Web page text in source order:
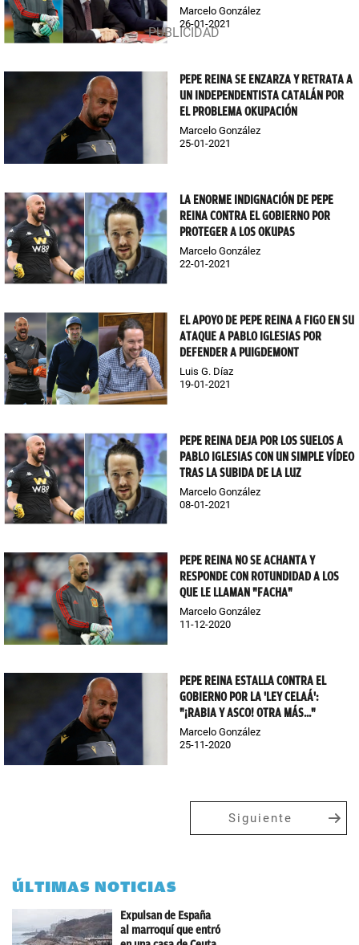
Marcelo González
26-01-2021
PEPE REINA SE ENZARZA Y RETRATA A
UN INDEPENDENTISTA CATALÁN POR
EL PROBLEMA OKUPACIÓN
Marcelo González
25-01-2021
LA ENORME INDIGNACIÓN DE PEPE
REINA CONTRA EL GOBIERNO POR
PROTEGER A LOS OKUPAS
Marcelo González
22-01-2021
EL APOYO DE PEPE REINA A FIGO EN SU
ATAQUE A PABLO IGLESIAS POR
DEFENDER A PUIGDEMONT
Luis G. Díaz
19-01-2021
PEPE REINA DEJA POR LOS SUELOS A
PABLO IGLESIAS CON UN SIMPLE VÍDEO
TRAS LA SUBIDA DE LA LUZ
Marcelo González
08-01-2021
PEPE REINA NO SE ACHANTA Y
RESPONDE CON ROTUNDIDAD A LOS
QUE LE LLAMAN "FACHA"
Marcelo González
11-12-2020
PEPE REINA ESTALLA CONTRA EL
GOBIERNO POR LA 'LEY CELAÁ':
"¡RABIA Y ASCO! OTRA MÁS..."
Marcelo González
25-11-2020
Siguiente
ÚLTIMAS NOTICIAS
Expulsan de España
al marroquí que entró